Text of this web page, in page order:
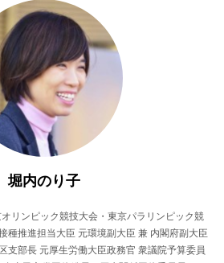
堀内のり子
リンピック競技大会・東京パラリンピック競
種推進担当大臣 元環境副大臣 兼 内閣府副大臣
支部長 元厚生労働大臣政務官 衆議院予算委員